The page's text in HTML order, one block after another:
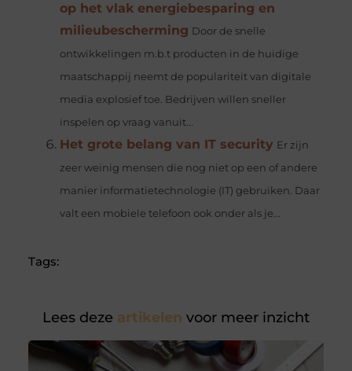
op het vlak energiebesparing en
milieubescherming Door de snelle
ontwikkelingen m.b.t producten in de huidige
maatschappij neemt de populariteit van digitale
media explosief toe. Bedrijven willen sneller
inspelen op vraag vanuit...
Het grote belang van IT security Er zijn
zeer weinig mensen die nog niet op een of andere
manier informatietechnologie (IT) gebruiken. Daar
valt een mobiele telefoon ook onder als je...
Tags:
Lees deze artikelen voor meer inzicht